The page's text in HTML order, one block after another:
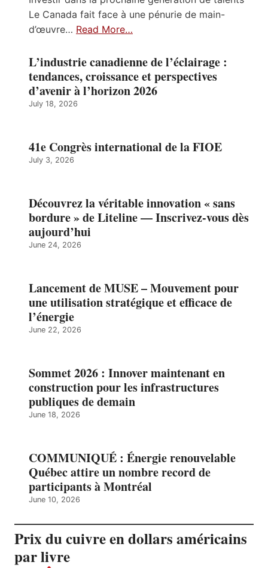
Le Canada fait face à une pénurie de main-
d’œuvre… Read More…
L’industrie canadienne de l’éclairage :
tendances, croissance et perspectives
d’avenir à l’horizon 2026
July 18, 2026
41e Congrès international de la FIOE
July 3, 2026
Découvrez la véritable innovation « sans
bordure » de Liteline — Inscrivez-vous dès
aujourd’hui
June 24, 2026
Lancement de MUSE – Mouvement pour
une utilisation stratégique et efficace de
l’énergie
June 22, 2026
Sommet 2026 : Innover maintenant en
construction pour les infrastructures
publiques de demain
June 18, 2026
COMMUNIQUÉ : Énergie renouvelable
Québec attire un nombre record de
participants à Montréal
June 10, 2026
Prix du cuivre en dollars américains
par livre